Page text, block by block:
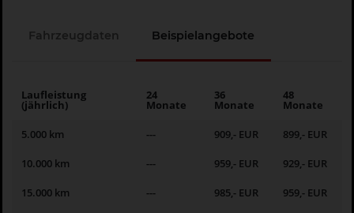
Fahrzeugdaten Beispielangebote
Laufleistung
(jährlich)
24
Monate
36
Monate
48
Monate
5.000 km --- 909,- EUR 899,- EUR
10.000 km --- 959,- EUR 929,- EUR
15.000 km --- 985,- EUR 959,- EUR